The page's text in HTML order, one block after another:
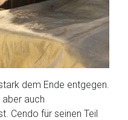
dem Ende entgegen.
aber auch
Cendo für seinen Teil